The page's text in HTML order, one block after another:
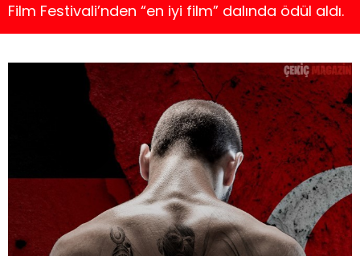
Film Festivali’nden “en iyi film” dalında ödül aldı.